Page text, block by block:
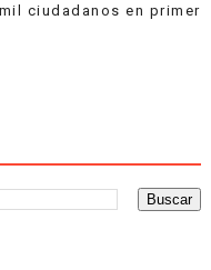
ciudadanos en primer